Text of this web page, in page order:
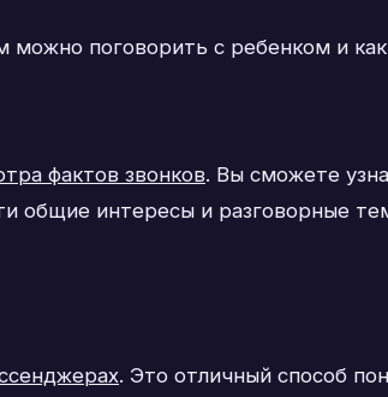
поговорить с ребенком и
фактов звонков. Вы сможете
общие интересы и разговорные
. Это отличный способ